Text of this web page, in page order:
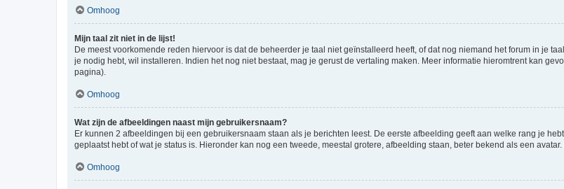
Omhoog
Mijn taal zit niet in de lijst!
De meest voorkomende reden hiervoor is dat de beheerder je taal niet geïnstalleerd heeft, of dat nog niemand het forum in je
je nodig hebt, wil installeren. Indien het nog niet bestaat, mag je gerust de vertaling maken. Meer informatie hieromtrent kan
pagina).
Omhoog
Wat zijn de afbeeldingen naast mijn gebruikersnaam?
Er kunnen 2 afbeeldingen bij een gebruikersnaam staan als je berichten leest. De eerste afbeelding geeft aan welke rang je
geplaatst hebt of wat je status is. Hieronder kan nog een tweede, meestal grotere, afbeelding staan, beter bekend als een
Omhoog